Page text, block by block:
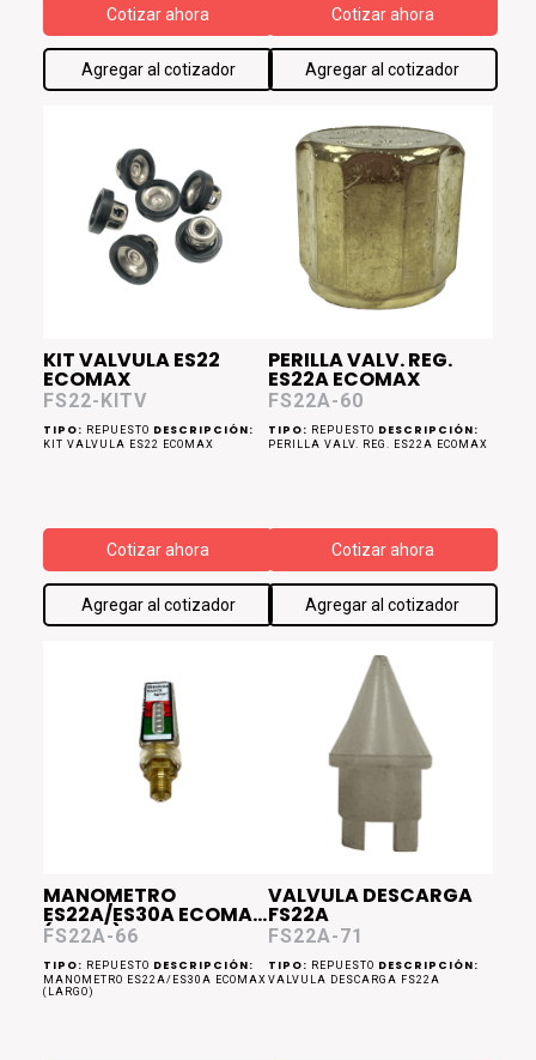
Cotizar ahora
Agregar al cotizador
Cotizar ahora
Agregar al cotizador
KIT VALVULA ES22
ECOMAX
FS22-KITV
TIPO: REPUESTO DESCRIPCIÓN:
KIT VALVULA ES22 ECOMAX
Cotizar ahora
Agregar al cotizador
PERILLA VALV. REG.
ES22A ECOMAX
FS22A-60
TIPO: REPUESTO DESCRIPCIÓN:
PERILLA VALV. REG. ES22A ECOMAX
Cotizar ahora
Agregar al cotizador
MANOMETRO
ES22A/ES30A ECOMAX
(Largo)
FS22A-66
TIPO: REPUESTO DESCRIPCIÓN:
MANOMETRO ES22A/ES30A ECOMAX
(LARGO)
VALVULA DESCARGA
FS22A
FS22A-71
TIPO: REPUESTO DESCRIPCIÓN:
VALVULA DESCARGA FS22A